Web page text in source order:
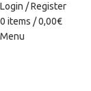
Login / Register
0 items /0,00€
Menu